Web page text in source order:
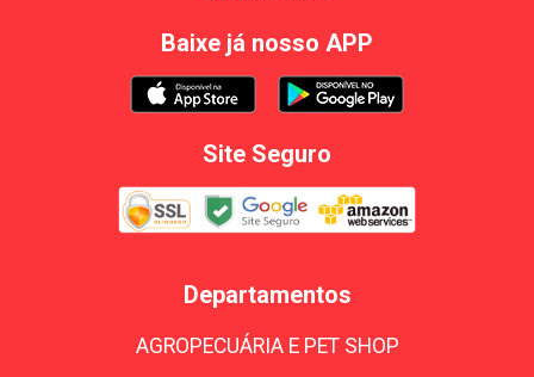
Baixe já nosso APP
Site Seguro
Departamentos
AGROPECUÁRIA E PET SHOP